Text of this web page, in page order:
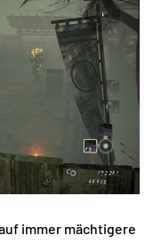
immer mächtigere